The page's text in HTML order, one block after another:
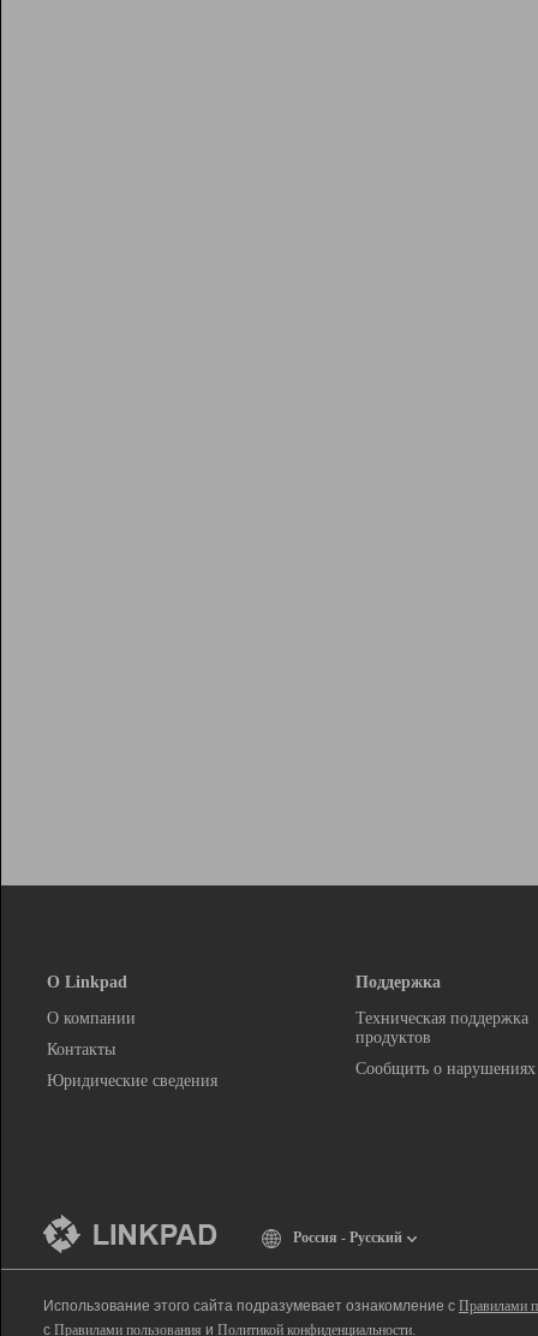
О Linkpad
О компании
Контакты
Юридические сведения
Поддержка
Техническая поддержка
продуктов
Сообщить о нарушениях
Россия - Русский
Использование этого сайта подразумевает ознакомление с Правилами
с Правилами пользования и Политикой конфиденциальности.